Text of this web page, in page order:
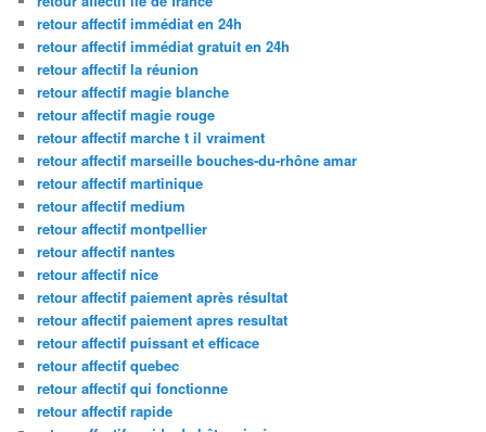
retour affectif immédiat en 24h
retour affectif immédiat gratuit en 24h
retour affectif la réunion
retour affectif magie blanche
retour affectif magie rouge
retour affectif marche t il vraiment
retour affectif marseille bouches-du-rhône amar
retour affectif martinique
retour affectif medium
retour affectif montpellier
retour affectif nantes
retour affectif nice
retour affectif paiement après résultat
retour affectif paiement apres resultat
retour affectif puissant et efficace
retour affectif quebec
retour affectif qui fonctionne
retour affectif rapide